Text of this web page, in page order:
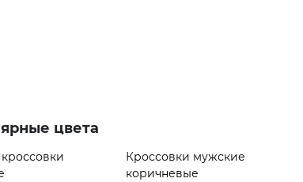
цвета
Кроссовки мужские
коричневые